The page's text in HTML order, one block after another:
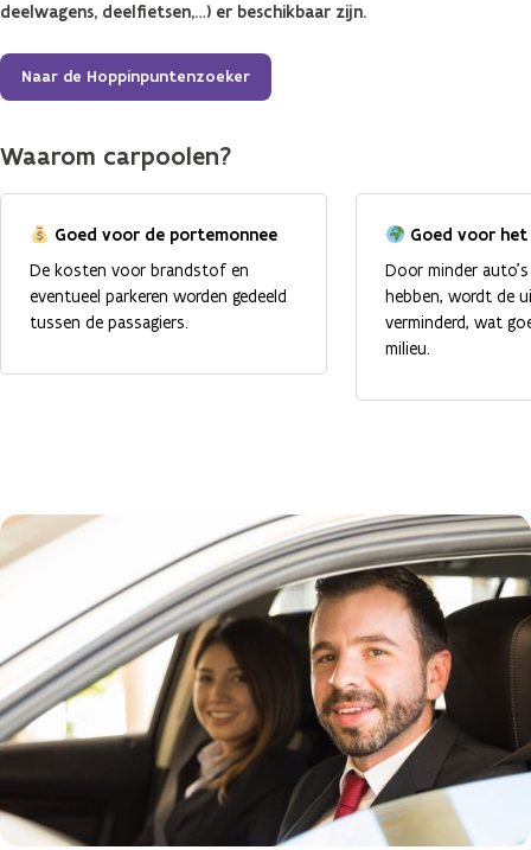
deelwagens, deelfietsen,…) er beschikbaar zijn.
Naar de Hoppinpuntenzoeker
Waarom carpoolen?
Goed voor de portemonnee
De kosten voor brandstof en
eventueel parkeren worden gedeeld
tussen de passagiers.
Goed voor het
Door minder
hebben, wordt de
verminderd, wat
milieu.